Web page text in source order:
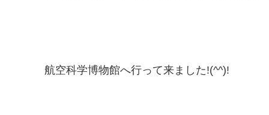
航空科学博物館へ行って来ました!(^^)!